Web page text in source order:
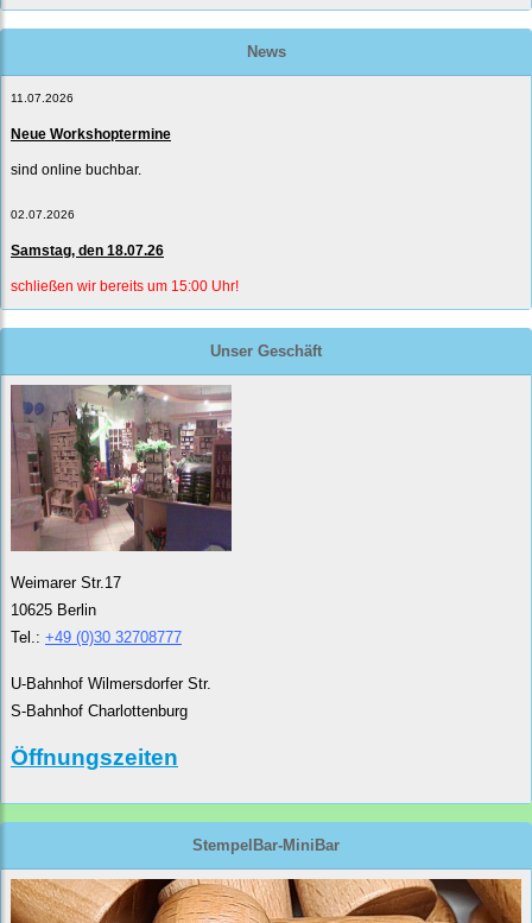
News
11.07.2026
Neue Workshoptermine
sind online buchbar.
02.07.2026
Samstag, den 18.07.26
schließen wir bereits um 15:00 Uhr!
Unser Geschäft
Weimarer Str.17
10625 Berlin
Tel.: +49 (0)30 32708777
U-Bahnhof Wilmersdorfer Str.
S-Bahnhof Charlottenburg
Öffnungszeiten
StempelBar-MiniBar